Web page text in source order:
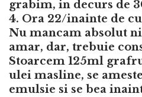
grabim, in decurs de
4. Ora 22/inainte de
Nu mancam absolut
amar, dar, trebuie
Stoarcem 125ml
ulei masline, se
emulsie si se bea